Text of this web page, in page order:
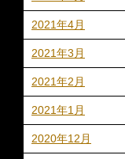
2021年4月
2021年3月
2021年2月
2021年1月
2020年12月